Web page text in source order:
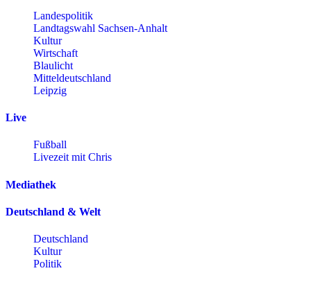
Landespolitik
Landtagswahl Sachsen-Anhalt
Kultur
Wirtschaft
Blaulicht
Mitteldeutschland
Leipzig
Live
Fußball
Livezeit mit Chris
Mediathek
Deutschland & Welt
Deutschland
Kultur
Politik